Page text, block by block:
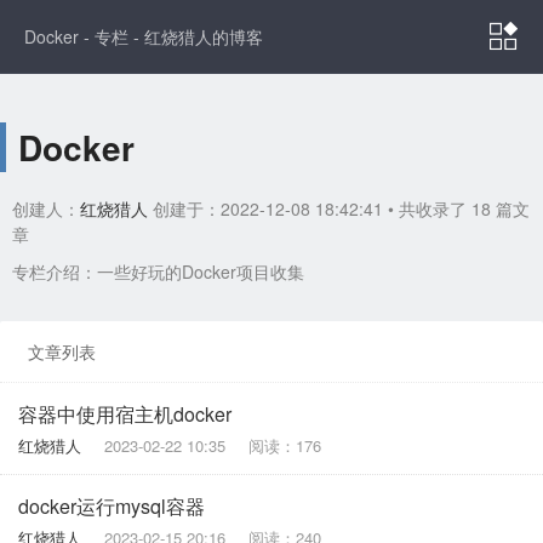
Docker - 专栏 - 红烧猎人的博客 
Docker
创建人： 红烧猎人 创建于：2022-12-08 18:42:41 • 共收录了 18 篇文
章
专栏介绍：一些好玩的Docker项目收集
文章列表
容器中使用宿主机docker
红烧猎人 2023-02-22 10:35 阅读：176
docker运行mysql容器
红烧猎人 2023-02-15 20:16 阅读：240